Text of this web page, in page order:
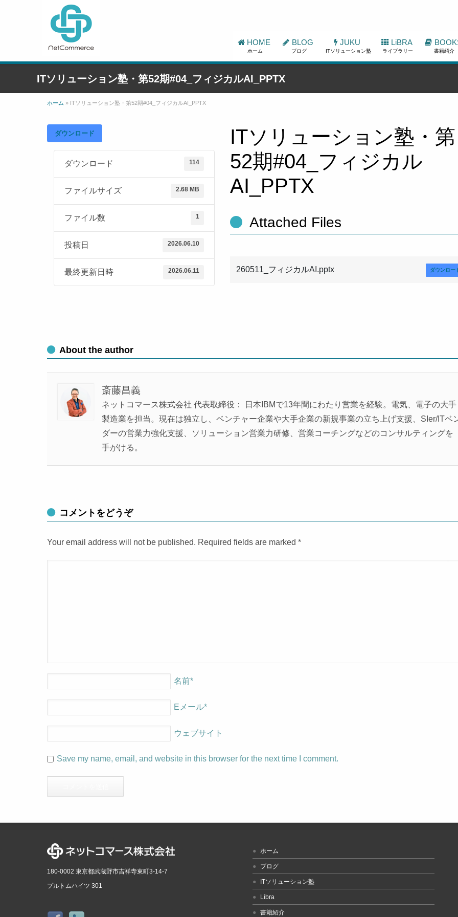
HOME
ホーム
BLOG
ブログ
JUKU
ITソリューション塾
LiBRA
ライブラリー 書籍紹介
ITソリューション塾・第52期#04_フィジカルAI_PPTX
ホーム » ITソリューション塾・第52期#04_フィジカルAI_PPTX
ダウンロード
ダウンロード 114
ファイルサイズ 2.68 MB
ファイル数 1
投稿日 2026.06.10
最終更新日時 2026.06.11
ITソリューション塾・第
52期#04_フィジカル
AI_PPTX
Attached Files
260511_フィジカルAI.pptx ダウンロー
About the author
斎藤昌義
ネットコマース株式会社 代表取締役： 日本IBMで13年間にわたり営業を経験。電気、電子の大手
製造業を担当。現在は独立し、ベンチャー企業や大手企業の新規事業の立ち上げ支援、SIer/ITベ
ダーの営業力強化支援、ソリューション営業力研修、営業コーチングなどのコンサルティングを
手がける。
コメントをどうぞ
Your email address will not be published. Required fields are marked *
名前*
Eメール*
ウェブサイト
Save my name, email, and website in this browser for the next time I comment.
180-0002 東京都武蔵野市吉祥寺東町3-14-7
プルトムハイツ 301
ホーム
ブログ
ITソリューション塾
Libra
書籍紹介